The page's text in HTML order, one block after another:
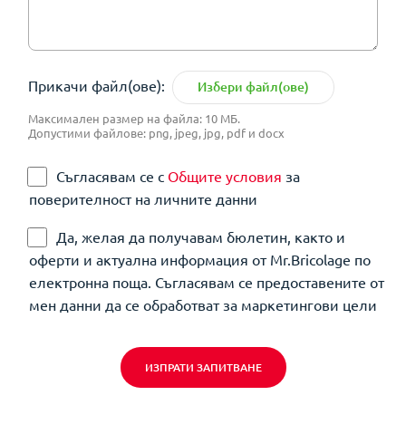
Прикачи файл(ове): Избери файл(ове)
Максимален размер на файла: 10 МБ.
Допустими файлове: png, jpeg, jpg, pdf и docx
Съгласявам се с Общите условия за
поверителност на личните данни
Да, желая да получавам бюлетин, както и
оферти и актуална информация от Mr.Bricolage по
електронна поща. Съгласявам се предоставените от
мен данни да се обработват за маркетингови цели
ИЗПРАТИ ЗАПИТВАНЕ